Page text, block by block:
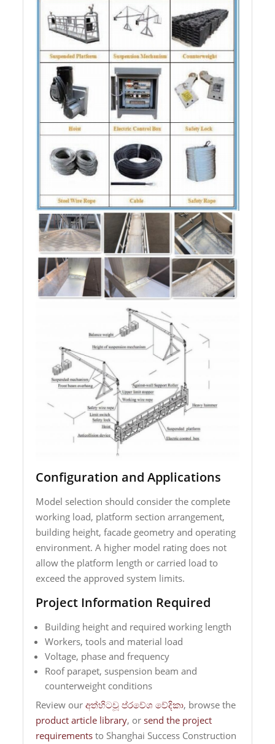
Configuration and Applications
Model selection should consider the complete
working load, platform section arrangement,
building height, facade geometry and operating
environment. A higher model rating does not
allow the platform length or carried load to
exceed the approved system limits.
Project Information Required
Building height and required working length
Workers, tools and material load
Voltage, phase and frequency
Roof parapet, suspension beam and
counterweight conditions
Review ourඅත්හිටවූ ප්රවේශ වේදිකා, browse the
product article library, orsend the project
requirements to Shanghai Success Construction